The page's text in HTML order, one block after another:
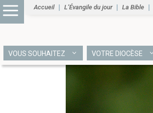
Accueil L’Évangile du jour La Bible
VOUS SOUHAITEZ VOTRE DIOCÈSE